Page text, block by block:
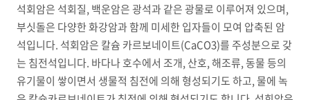
석회암은 석회질, 백운암은 광석과 같은 광물로 이루어져 있으며,
부싯돌은 다양한 화강암과 함께 미세한 입자들이 모여 압축된 암
석입니다. 석회암은 칼슘 카르보네이트(CaCO3)를 주성분으로 갖
는 침전석입니다. 바다나 호수에서 조개, 산호, 해조류, 동물 등의
유기물이 쌓이면서 생물적 침전에 의해 형성되기도 하고, 물에 녹